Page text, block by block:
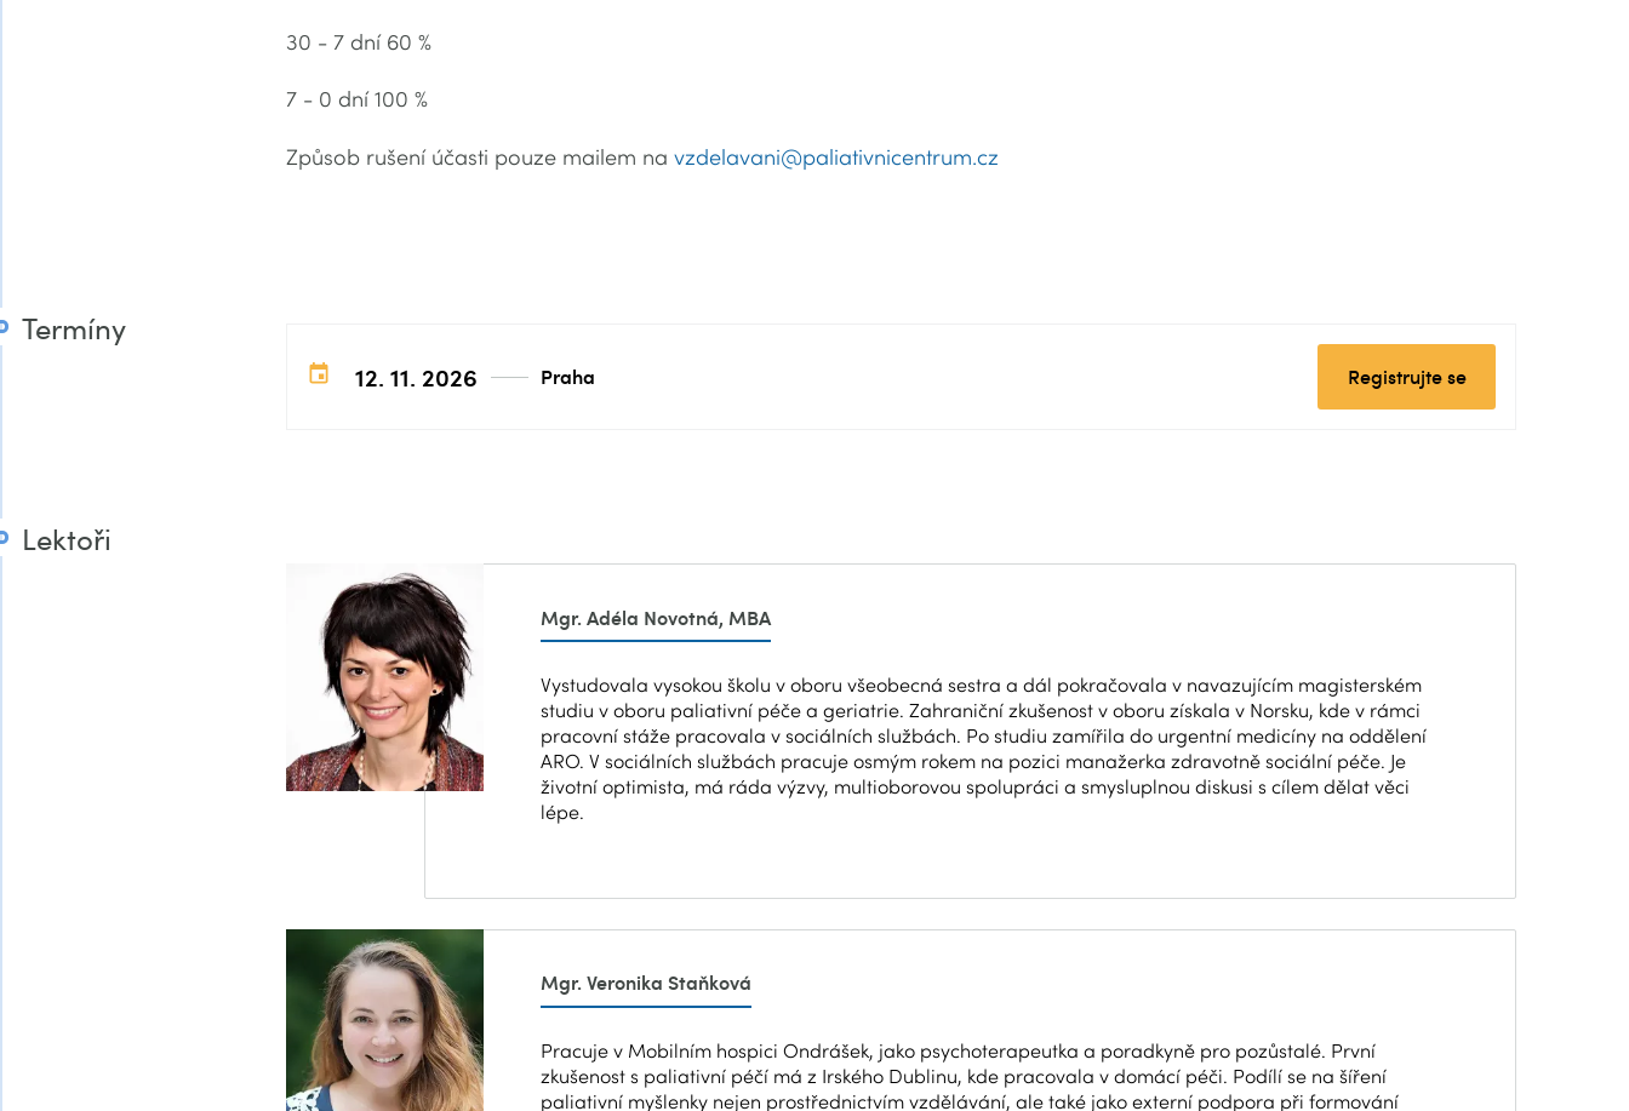
30 - 7 dní 60 %
7 - 0 dní 100 %
Způsob rušení účasti pouze mailem na vzdelavani@paliativnicentrum.cz
Termíny
12. 11. 2026 Praha Registrujte se
Lektoři
Mgr. Adéla Novotná, MBA
Vystudovala vysokou školu v oboru všeobecná sestra a dál pokračovala v navazujícím magisterském
studiu v oboru paliativní péče a geriatrie. Zahraniční zkušenost v oboru získala v Norsku, kde v rámci
pracovní stáže pracovala v sociálních službách. Po studiu zamířila do urgentní medicíny na oddělení
ARO. V sociálních službách pracuje osmým rokem na pozici manažerka zdravotně sociální péče. Je
životní optimista, má ráda výzvy, multioborovou spolupráci a smysluplnou diskusi s cílem dělat věci
lépe.
Mgr. Veronika Staňková
Pracuje v Mobilním hospici Ondrášek, jako psychoterapeutka a poradkyně pro pozůstalé. První
zkušenost s paliativní péčí má z Irského Dublinu, kde pracovala v domácí péči. Podílí se na šíření
paliativní myšlenky nejen prostřednictvím vzdělávání, ale také jako externí podpora při formování